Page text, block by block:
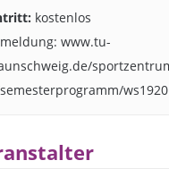
kostenlos
www.tu-
ws1920